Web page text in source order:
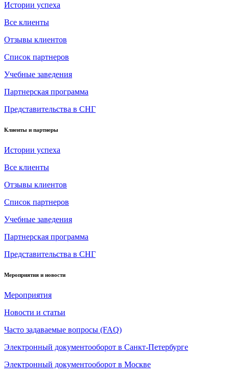
Истории успеха
Все клиенты
Отзывы клиентов
Список партнеров
Учебные заведения
Партнерская программа
Представительства в СНГ
Клиенты и партнеры
Истории успеха
Все клиенты
Отзывы клиентов
Список партнеров
Учебные заведения
Партнерская программа
Представительства в СНГ
Мероприятия и новости
Мероприятия
Новости и статьи
Часто задаваемые вопросы (FAQ)
Электронный документооборот в Санкт-Петербурге
Электронный документооборот в Москве